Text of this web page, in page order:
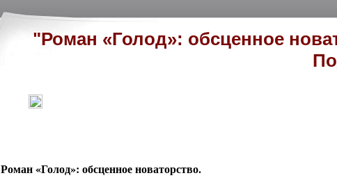
"Роман «Голод»: обсценное
Роман «Голод»: обсценное новаторство.